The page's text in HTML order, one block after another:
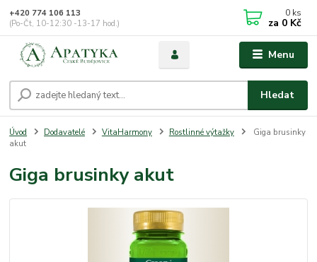
Menu
Hledat
+420 774 106 113
(Po-Čt, 10-12:30 -13-17 hod.)
0 ks
za 0 Kč
Úvod Dodavatelé VitaHarmony Rostlinné výtažky
Giga brusinky
akut
Giga brusinky akut